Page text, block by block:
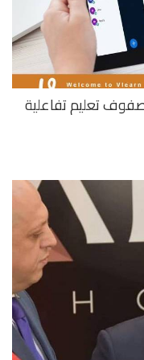
تفاعلية